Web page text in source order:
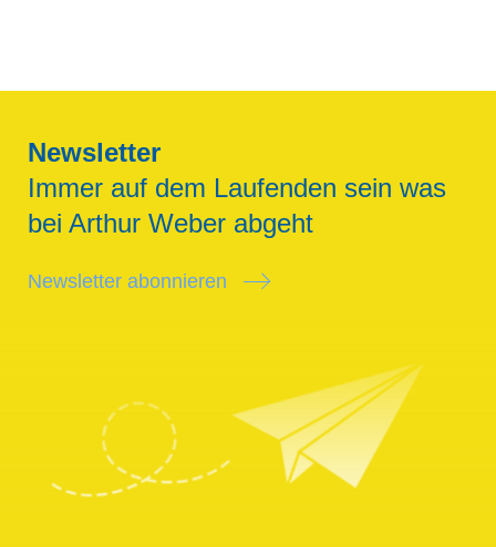
Newsletter
Immer auf dem Laufenden sein was
bei Arthur Weber abgeht
Newsletter abonnieren